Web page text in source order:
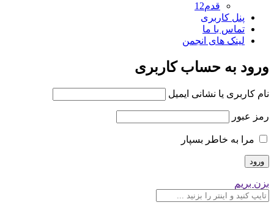
قدم12
پنل کاربری
تماس با ما
لینک های انجمن
ورود به حساب کاربری
نام کاربری یا نشانی ایمیل
رمز عبور
مرا به خاطر بسپار
بزن بریم